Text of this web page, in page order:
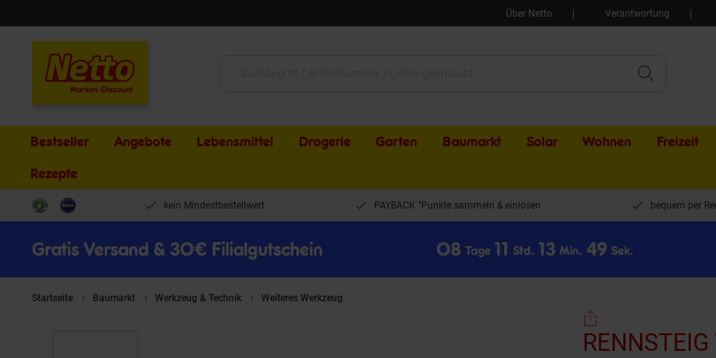
Über Netto Verantwortung
Bestseller Angebote Lebensmittel Drogerie Garten Baumarkt Solar Wohnen Freizeit
Rezepte
kein Mindestbestellwert PAYBACK °Punkte sammeln & einlösen bequem per
Gratis Versand & 30€ Filialgutschein 08 Tage 11 Std. 13 Min. 49 Sek.
Startseite Baumarkt Werkzeug & Technik Weiteres Werkzeug